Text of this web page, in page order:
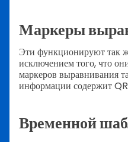
Маркеры
Эти функционируют так
исключением того, что
маркеров выравнивания
информации содержит
Временной